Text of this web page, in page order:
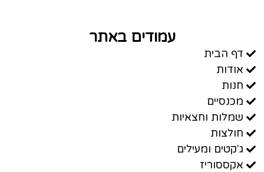
עמודים באתר
דף הבית
אודות
חנות
מכנסיים
שמלות וחצאיות
חולצות
ג'קטים ומעילים
אקססוריז